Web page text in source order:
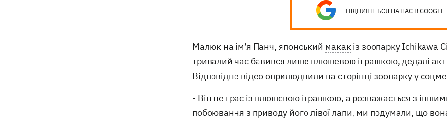
ПІДПИШІТЬСЯ НА НАС В GOOGLE
Малюк на ім’я Панч, японський макак із зоопарку Ichikawa
тривалий час бавився лише плюшевою іграшкою, дедалі
Відповідне відео оприлюднили на сторінці зоопарку у
- Він не грає із плюшевою іграшкою, а розважається з
побоювання з приводу його лівої лапи, ми подумали, що